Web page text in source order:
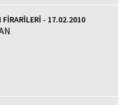
- 17.02.2010